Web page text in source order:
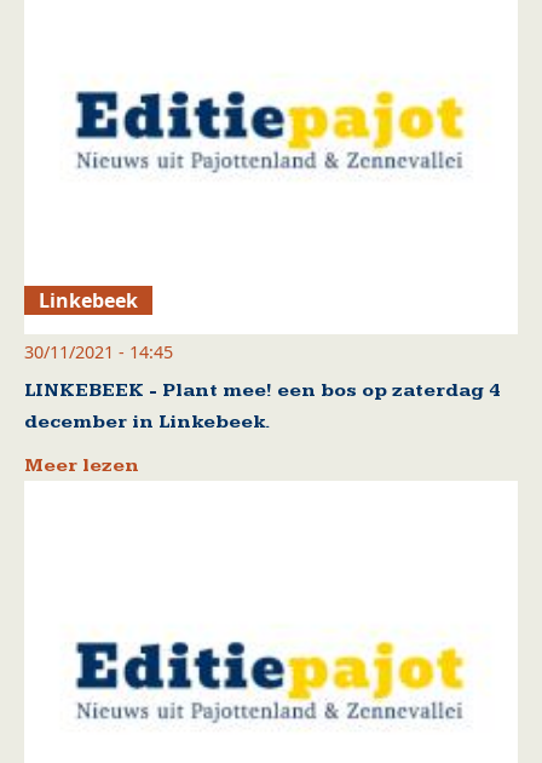
Linkebeek
30/11/2021 - 14:45
LINKEBEEK - Plant mee! een bos op zaterdag 4
december in Linkebeek.
Meer lezen